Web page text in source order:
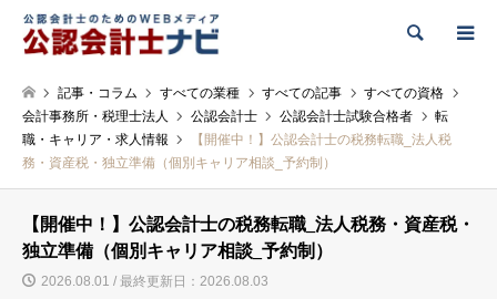
検索
記事・コラム すべての業種 すべての記事
すべての資格
会計事務所・税理士法人
公認会計士 公認会計士試験合格者
転
職・キャリア・求人情報
【開催中！】公認会計士の税務転職_法人税
務・資産税・独立準備（個別キャリア相談_予約制）
【開催中！】公認会計士の税務転職_法人税務・資産税・
独立準備（個別キャリア相談_予約制）
2026.08.01 / 最終更新日：2026.08.03